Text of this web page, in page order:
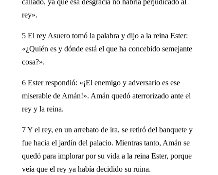
rey».
5 El rey Asuero tomó la palabra y dijo a la reina Ester:
«¿Quién es y dónde está el que ha concebido semejante
cosa?».
6 Ester respondió: «¡El enemigo y adversario es ese
miserable de Amán!». Amán quedó aterrorizado ante el
rey y la reina.
7 Y el rey, en un arrebato de ira, se retiró del banquete y
fue hacia el jardín del palacio. Mientras tanto, Amán se
quedó para implorar por su vida a la reina Ester, porque
veía que el rey ya había decidido su ruina.